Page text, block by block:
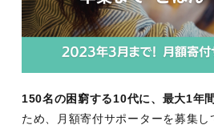
150名の困窮する10代に、最大1年
ため、月額寄付サポーターを募集